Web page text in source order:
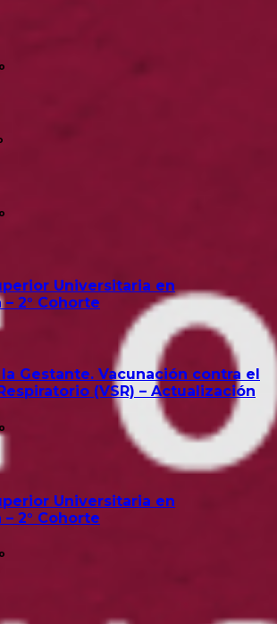
Universitaria en
2° Cohorte
Gestante. Vacunación contra el
(VSR) – Actualización
Universitaria en
2° Cohorte